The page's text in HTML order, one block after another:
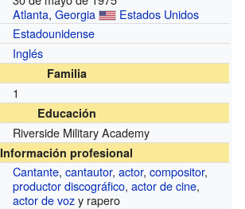
Atlanta,Georgia Estados Unidos
Estadounidense
Inglés
Familia
1
Educación
Riverside Military Academy
Información profesional
Cantante,cantautor,actor,compositor,
productor discográfico,actor de cine,
actor de vozy rapero